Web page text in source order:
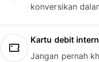
konversikan
Kartu debit
Jangan pernah